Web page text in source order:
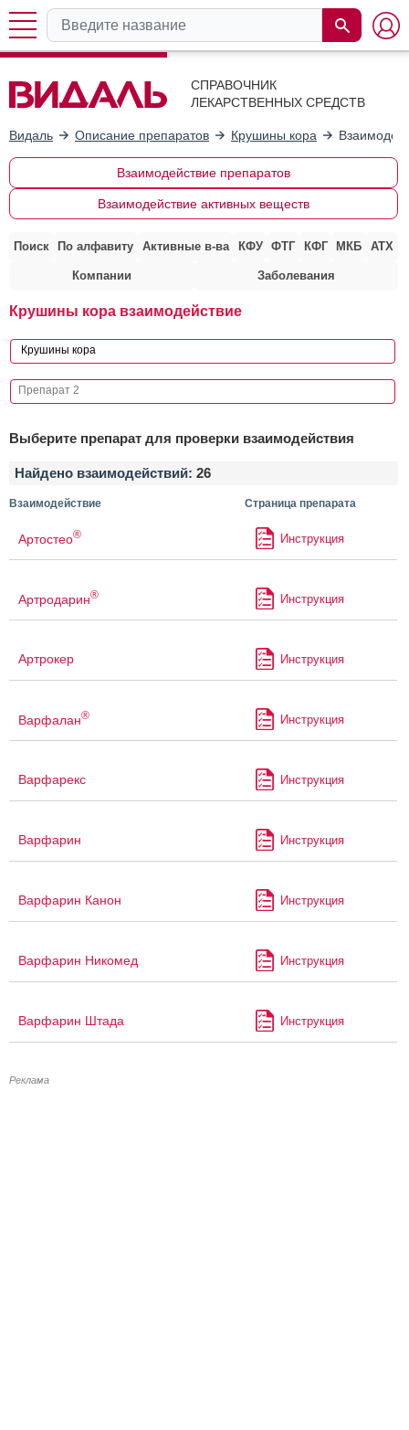
СПРАВОЧНИК
ЛЕКАРСТВЕННЫХ СРЕДСТВ
Видаль Описание препаратов Крушины кора
Взаимодействие препаратов
Взаимодействие активных веществ
Поиск По алфавиту Активные в-ва КФУ ФТГ КФГ МКБ АТХ
Компании Заболевания
Крушины кора взаимодействие
Выберите препарат для проверки взаимодействия
Найдено взаимодействий: 26
Взаимодействие Страница препарата
Артостео® Инструкция
Артродарин® Инструкция
Артрокер Инструкция
Варфалан® Инструкция
Варфарекс Инструкция
Варфарин Инструкция
Варфарин Канон Инструкция
Варфарин Никомед Инструкция
Варфарин Штада Инструкция
Реклама